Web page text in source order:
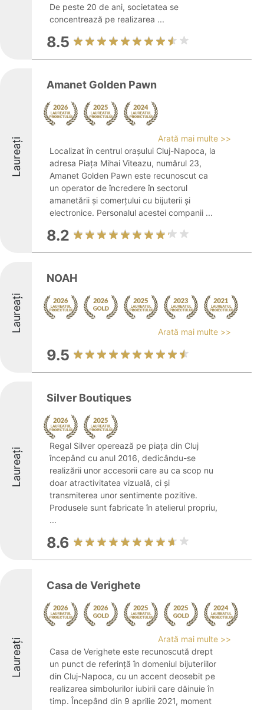
De peste 20 de ani, societatea se
concentrează pe realizarea ...
8.5
Laureați
Amanet Golden Pawn
Arată mai multe >>
Localizat în centrul orașului Cluj-Napoca, la
adresa Piața Mihai Viteazu, numărul 23,
Amanet Golden Pawn este recunoscut ca
un operator de încredere în sectorul
amanetării și comerțului cu bijuterii și
electronice. Personalul acestei companii ...
8.2
Laureați
NOAH
Arată mai multe >>
9.5
Laureați
Silver Boutiques
Regal Silver operează pe piața din Cluj
începând cu anul 2016, dedicându-se
realizării unor accesorii care au ca scop nu
doar atractivitatea vizuală, ci și
transmiterea unor sentimente pozitive.
Produsele sunt fabricate în atelierul propriu,
...
8.6
Laureați
Casa de Verighete
Arată mai multe >>
Casa de Verighete este recunoscută drept
un punct de referință în domeniul bijuteriilor
din Cluj-Napoca, cu un accent deosebit pe
realizarea simbolurilor iubirii care dăinuie în
timp. Începând din 9 aprilie 2021, moment